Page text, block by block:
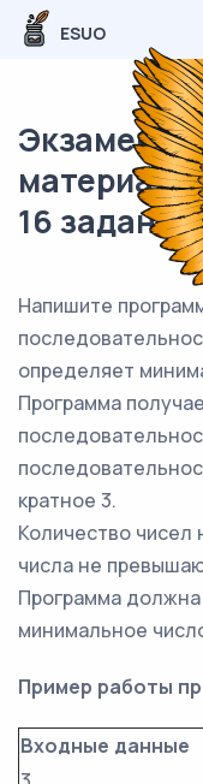
ESUO
материал
16
Напишите
определяет
Программа
кратное 3.
Количество чисел
числа не
Программа
минимальное
Пример работы
Входные данные